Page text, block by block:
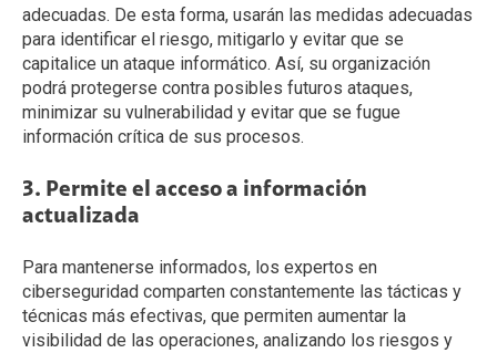
adecuadas. De esta forma, usarán las medidas adecuadas
para identificar el riesgo, mitigarlo y evitar que se
capitalice un ataque informático. Así, su organización
podrá protegerse contra posibles futuros ataques,
minimizar su vulnerabilidad y evitar que se fugue
información crítica de sus procesos.
3. Permite el acceso a información
actualizada
Para mantenerse informados, los expertos en
ciberseguridad comparten constantemente las tácticas y
técnicas más efectivas, que permiten aumentar la
visibilidad de las operaciones, analizando los riesgos y